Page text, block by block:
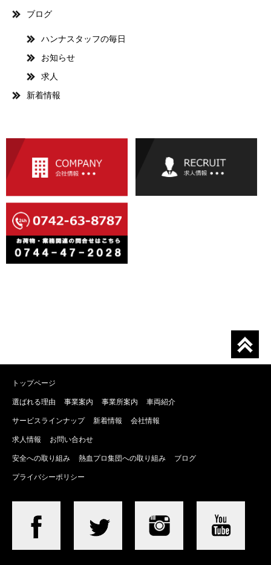
ブログ
ハンナスタッフの毎日
お知らせ
求人
新着情報
トップページ
選ばれる理由 事業案内 事業所案内 車両紹介
サービスラインナップ 新着情報 会社情報
求人情報 お問い合わせ
安全への取り組み 熱血プロ集団への取り組み ブログ
プライバシーポリシー